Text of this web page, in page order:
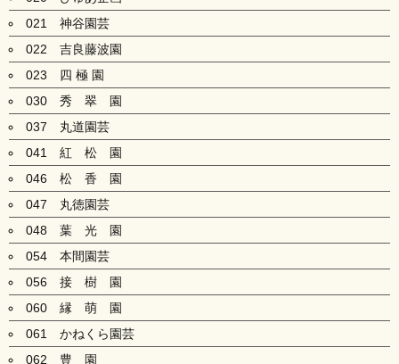
021 神谷園芸
022 吉良藤波園
023 四 極 園
030 秀 翠 園
037 丸道園芸
041 紅 松 園
046 松 香 園
047 丸徳園芸
048 葉 光 園
054 本間園芸
056 接 樹 園
060 縁 萌 園
061 かねくら園芸
062 豊 園